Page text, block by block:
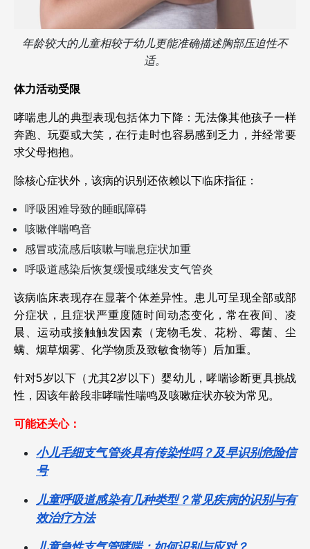
年龄较大的儿童相较于幼儿更能准确描述胸部压迫性不
适。
体力活动受限
哮喘患儿的典型表现包括体力下降：无法像其他孩子一样
奔跑、玩耍或大笑，在行走时也容易感到乏力，并经常要
求父母抱抱。
除核心症状外，该病的识别还依赖以下临床指征：
呼吸困难导致的睡眠障碍
咳嗽伴喘鸣音
感冒或流感后咳嗽与喘息症状加重
呼吸道感染后恢复缓慢或继发支气管炎
该病临床表现存在显著个体差异性。患儿可呈现全部或部
分症状，且症状严重度随时间动态变化，常在夜间、凌
晨、运动或接触触发因素（宠物毛发、花粉、霉菌、尘
螨、烟草烟雾、化学物质及致敏食物等）后加重。
针对5岁以下（尤其2岁以下）婴幼儿，哮喘诊断更具挑战
性，因该年龄段非哮喘性喘鸣及咳嗽症状亦较为常见。
可能还关心：
小儿毛细支气管炎具有传染性吗？及早识别危险信
号
儿童呼吸道感染有几种类型？常见疾病的识别与有
效治疗方法